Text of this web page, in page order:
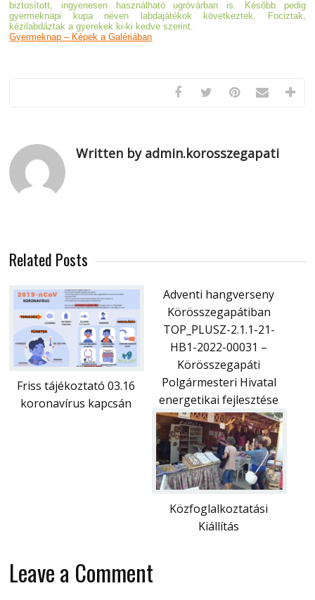
biztosított, ingyenesen használható ugróvárban is. Később pedig
gyermeknapi kupa néven labdajátékok következtek. Fociztak,
kézilabdáztak a gyerekek ki-ki kedve szerint.
Gyermeknap – Képek a Galériában
Written by admin.korosszegapati
Related Posts
Friss tájékoztató 03.16
koronavírus kapcsán
Adventi hangverseny
Körösszegapátiban
TOP_PLUSZ-2.1.1-21-
HB1-2022-00031 –
Körösszegapáti
Polgármesteri Hivatal
energetikai fejlesztése
Közfoglalkoztatási
Kiállítás
Leave a Comment